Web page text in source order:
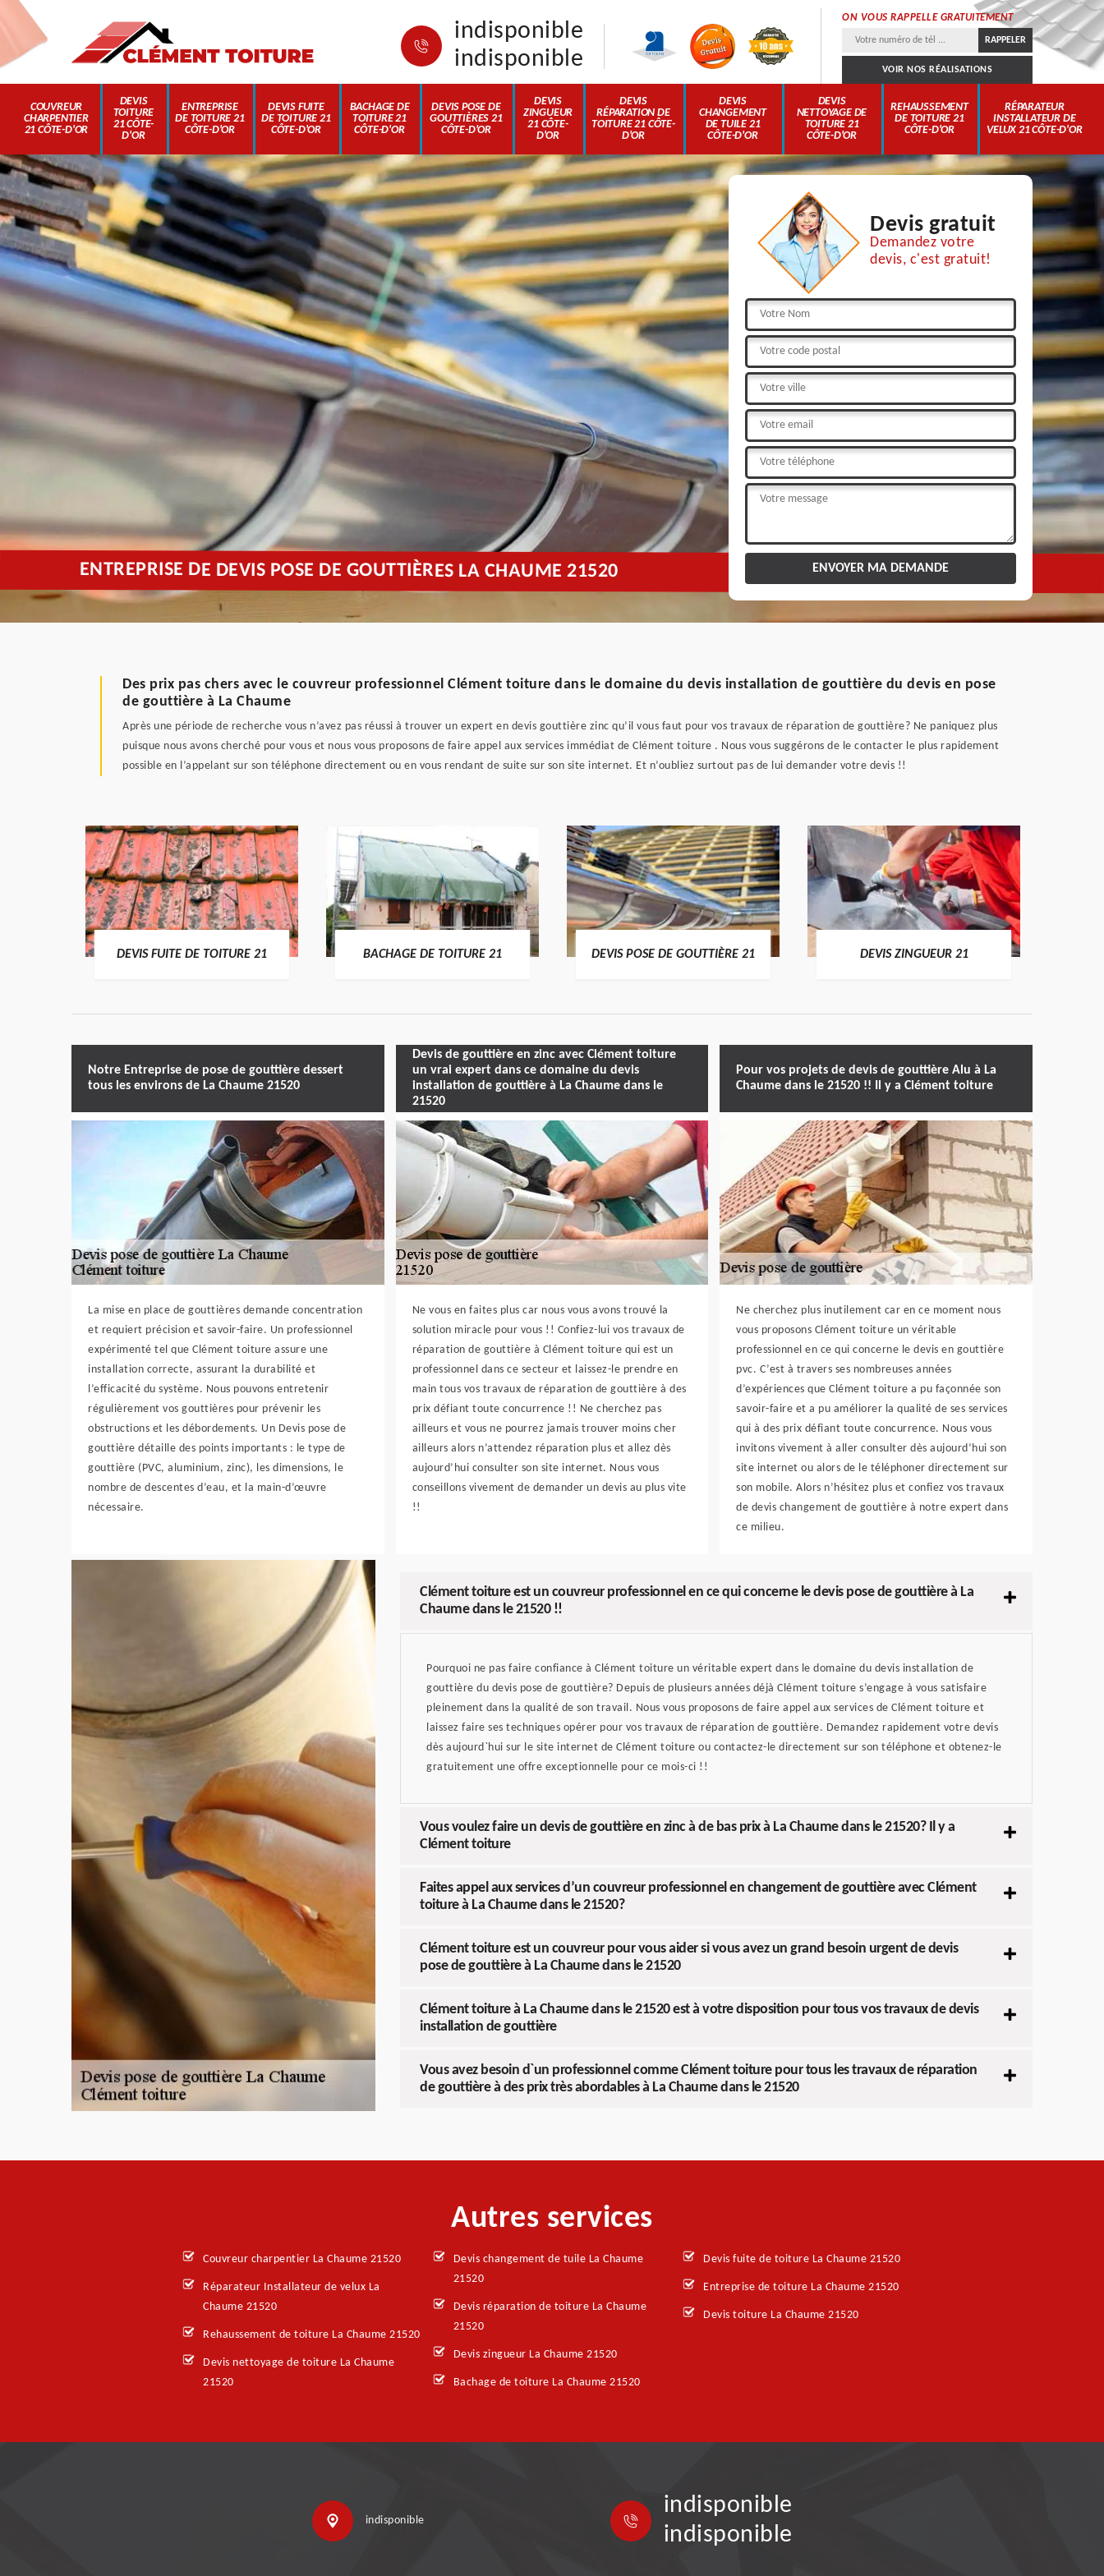
indisponible
indisponible
ON VOUS RAPPELLE GRATUITEMENT
VOIR NOS RÉALISATIONS
COUVREUR
CHARPENTIER
21 CÔTE-D'OR
DEVIS
TOITURE
21 CÔTE-
D'OR
ENTREPRISE
DE TOITURE 21
CÔTE-D'OR
DEVIS FUITE
DE TOITURE 21
CÔTE-D'OR
BACHAGE DE
TOITURE 21
CÔTE-D'OR
DEVIS POSE DE
GOUTTIÈRES 21
CÔTE-D'OR
DEVIS
ZINGUEUR
21 CÔTE-
D'OR
DEVIS
RÉPARATION DE
TOITURE 21 CÔTE-
D'OR
DEVIS
CHANGEMENT
DE TUILE 21
CÔTE-D'OR
DEVIS
NETTOYAGE DE
TOITURE 21
CÔTE-D'OR
REHAUSSEMENT
DE TOITURE 21
CÔTE-D'OR
RÉPARATEUR
INSTALLATEUR DE
VELUX 21 CÔTE-D'OR
Devis gratuit
Demandez votre
devis, c'est gratuit!
ENTREPRISE DE DEVIS POSE DE GOUTTIÈRES LA CHAUME 21520
Des prix pas chers avec le couvreur professionnel Clément toiture dans le domaine du devis installation de gouttière du devis en pose
de gouttière à La Chaume
Après une période de recherche vous n’avez pas réussi à trouver un expert en devis gouttière zinc qu’il vous faut pour vos travaux de réparation de gouttière? Ne paniquez plus
puisque nous avons cherché pour vous et nous vous proposons de faire appel aux services immédiat de Clément toiture . Nous vous suggérons de le contacter le plus rapidement
possible en l’appelant sur son téléphone directement ou en vous rendant de suite sur son site internet. Et n’oubliez surtout pas de lui demander votre devis !!
DEVIS FUITE DE TOITURE 21 BACHAGE DE TOITURE 21 DEVIS POSE DE GOUTTIÈRE 21 DEVIS ZINGUEUR 21
Notre Entreprise de pose de gouttière dessert
tous les environs de La Chaume 21520
La mise en place de gouttières demande concentration
et requiert précision et savoir-faire. Un professionnel
expérimenté tel que Clément toiture assure une
installation correcte, assurant la durabilité et
l’efficacité du système. Nous pouvons entretenir
régulièrement vos gouttières pour prévenir les
obstructions et les débordements. Un Devis pose de
gouttière détaille des points importants : le type de
gouttière (PVC, aluminium, zinc), les dimensions, le
nombre de descentes d’eau, et la main-d’œuvre
nécessaire.
Devis de gouttière en zinc avec Clément toiture
un vrai expert dans ce domaine du devis
installation de gouttière à La Chaume dans le
21520
Ne vous en faites plus car nous vous avons trouvé la
solution miracle pour vous !! Confiez-lui vos travaux de
réparation de gouttière à Clément toiture qui est un
professionnel dans ce secteur et laissez-le prendre en
main tous vos travaux de réparation de gouttière à des
prix défiant toute concurrence !! Ne cherchez pas
ailleurs et vous ne pourrez jamais trouver moins cher
ailleurs alors n’attendez réparation plus et allez dès
aujourd’hui consulter son site internet. Nous vous
conseillons vivement de demander un devis au plus vite
!!
Pour vos projets de devis de gouttière Alu à La
Chaume dans le 21520 !! Il y a Clément toiture
Ne cherchez plus inutilement car en ce moment nous
vous proposons Clément toiture un véritable
professionnel en ce qui concerne le devis en gouttière
pvc. C’est à travers ses nombreuses années
d’expériences que Clément toiture a pu façonnée son
savoir-faire et a pu améliorer la qualité de ses services
qui à des prix défiant toute concurrence. Nous vous
invitons vivement à aller consulter dès aujourd’hui son
site internet ou alors de le téléphoner directement sur
son mobile. Alors n’hésitez plus et confiez vos travaux
de devis changement de gouttière à notre expert dans
ce milieu.
Clément toiture est un couvreur professionnel en ce qui concerne le devis pose de gouttière à La
Chaume dans le 21520 !!
Pourquoi ne pas faire confiance à Clément toiture un véritable expert dans le domaine du devis installation de
gouttière du devis pose de gouttière? Depuis de plusieurs années déjà Clément toiture s’engage à vous satisfaire
pleinement dans la qualité de son travail. Nous vous proposons de faire appel aux services de Clément toiture et
laissez faire ses techniques opérer pour vos travaux de réparation de gouttière. Demandez rapidement votre devis
dès aujourd`hui sur le site internet de Clément toiture ou contactez-le directement sur son téléphone et obtenez-le
gratuitement une offre exceptionnelle pour ce mois-ci !!
Vous voulez faire un devis de gouttière en zinc à de bas prix à La Chaume dans le 21520? Il y a
Clément toiture
Faites appel aux services d’un couvreur professionnel en changement de gouttière avec Clément
toiture à La Chaume dans le 21520?
Clément toiture est un couvreur pour vous aider si vous avez un grand besoin urgent de devis
pose de gouttière à La Chaume dans le 21520
Clément toiture à La Chaume dans le 21520 est à votre disposition pour tous vos travaux de devis
installation de gouttière
Vous avez besoin d`un professionnel comme Clément toiture pour tous les travaux de réparation
de gouttière à des prix très abordables à La Chaume dans le 21520
Autres services
Couvreur charpentier La Chaume 21520
Réparateur Installateur de velux La
Chaume 21520
Rehaussement de toiture La Chaume 21520
Devis nettoyage de toiture La Chaume
21520
Devis changement de tuile La Chaume
21520
Devis réparation de toiture La Chaume
21520
Devis zingueur La Chaume 21520
Bachage de toiture La Chaume 21520
Devis fuite de toiture La Chaume 21520
Entreprise de toiture La Chaume 21520
Devis toiture La Chaume 21520
indisponible
indisponible
indisponible